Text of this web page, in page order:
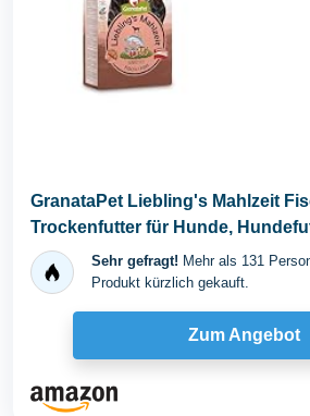
GranataPet Liebling's Mahlzeit
Trockenfutter für Hunde,
Getreide...Sehr gefragt! Mehr als 131
Produkt kürzlich gekauft.
Zum Angebot